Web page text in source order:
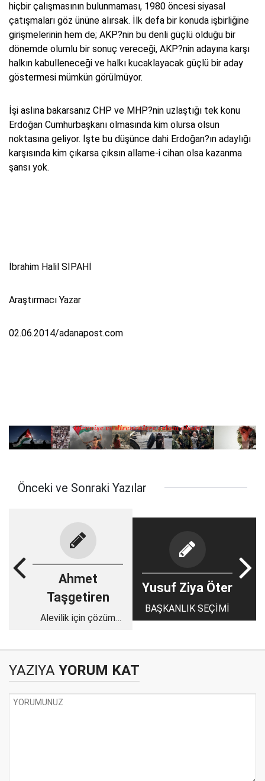
hiçbir çalışmasının bulunmaması, 1980 öncesi siyasal
çatışmaları göz ününe alırsak. İlk defa bir konuda işbirliğine
girişmelerinin hem de; AKP?nin bu denli güçlü olduğu bir
dönemde olumlu bir sonuç vereceği, AKP?nin adayına karşı
halkın kabulleneceği ve halkı kucaklayacak güçlü bir aday
göstermesi mümkün görülmüyor.
İşi aslına bakarsanız CHP ve MHP?nin uzlaştığı tek konu
Erdoğan Cumhurbaşkanı olmasında kim olursa olsun
noktasına geliyor. İşte bu düşünce dahi Erdoğan?ın adaylığı
karşısında kim çıkarsa çıksın allame-i cihan olsa kazanma
şansı yok.
İbrahim Halil SİPAHİ
Araştırmacı Yazar
02.06.2014/adanapost.com
Önceki ve Sonraki Yazılar
Ahmet
Taşgetiren
Alevilik için çözüm
Yusuf Ziya Öter
BAŞKANLIK SEÇİMİ
YAZIYA YORUM KAT